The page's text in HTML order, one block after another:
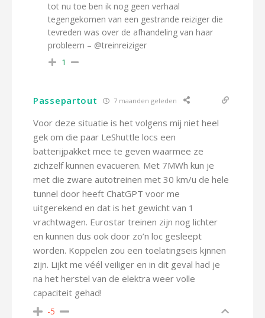
tot nu toe ben ik nog geen verhaal
tegengekomen van een gestrande reiziger die
tevreden was over de afhandeling van haar
probleem – @treinreiziger
1
Passepartout 7 maanden geleden
Voor deze situatie is het volgens mij niet heel
gek om die paar LeShuttle locs een
batterijpakket mee te geven waarmee ze
zichzelf kunnen evacueren. Met 7MWh kun je
met die zware autotreinen met 30 km/u de hele
tunnel door heeft ChatGPT voor me
uitgerekend en dat is het gewicht van 1
vrachtwagen. Eurostar treinen zijn nog lichter
en kunnen dus ook door zo’n loc gesleept
worden. Koppelen zou een toelatingseis kjnnen
zijn. Lijkt me véél veiliger en in dit geval had je
na het herstel van de elektra weer volle
capaciteit gehad!
-5